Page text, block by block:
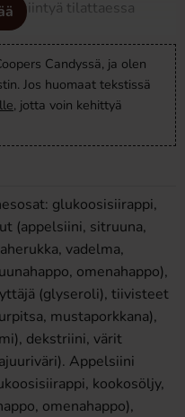
esiintyä tilattaessa
Candyssä, ja olen
Jos huomaat tekstissä
, jotta voin kehittyä
glukoosisiirappi,
(appelsiini, sitruuna,
vadelma,
omenahappo),
(glyseroli), tiivisteet
mustaporkkana),
dekstriini, värit
Appelsiini
kookosöljy,
omenahappo),